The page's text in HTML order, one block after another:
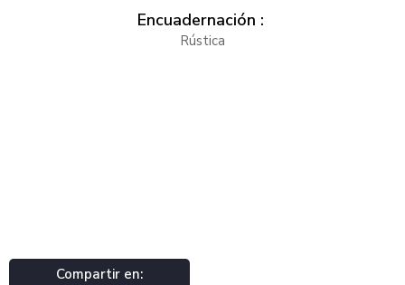
Encuadernación :
Rústica
Compartir en: